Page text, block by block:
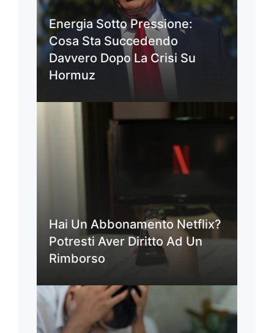
Energia Sotto Pressione:
Cosa Sta Succedendo
Davvero Dopo La Crisi Su
Hormuz
Hai Un Abbonamento Netflix?
Potresti Aver Diritto Ad Un
Rimborso